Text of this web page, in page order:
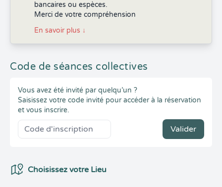
bancaires ou espèces.
Merci de votre compréhension
En savoir plus ↓
Code de séances collectives
Vous avez été invité par quelqu’un ?
Saisissez votre code invité pour accéder à la réservation
et vous inscrire.
Valider
Choix du Lieux
Choisissez votre Lieu